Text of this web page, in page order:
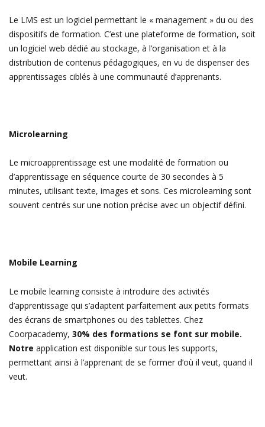
Le LMS est un logiciel permettant le « management » du ou des
dispositifs de formation. C’est une plateforme de formation, soit
un logiciel web dédié au stockage, à l’organisation et à la
distribution de contenus pédagogiques, en vu de dispenser des
apprentissages ciblés à une communauté d’apprenants.
Microlearning
Le microapprentissage est une modalité de formation ou
d’apprentissage en séquence courte de 30 secondes à 5
minutes, utilisant texte, images et sons. Ces microlearning sont
souvent centrés sur une notion précise avec un objectif défini.
Mobile Learning
Le mobile learning consiste à introduire des activités
d’apprentissage qui s’adaptent parfaitement aux petits formats
des écrans de smartphones ou des tablettes. Chez
Coorpacademy, 30% des formations se font sur mobile.
Notre application est disponible sur tous les supports,
permettant ainsi à l’apprenant de se former d’où il veut, quand il
veut.